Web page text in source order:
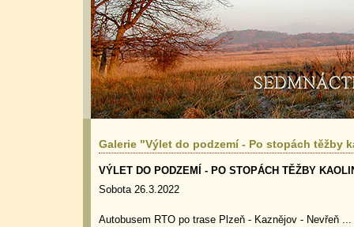
Galerie "Výlet do podzemí - Po stopách těžby
VÝLET DO PODZEMÍ - PO STOPÁCH TĚŽBY
Sobota 26.3.2022
Autobusem RTO po trase Plzeň - Kaznějov - Nevřeň ...